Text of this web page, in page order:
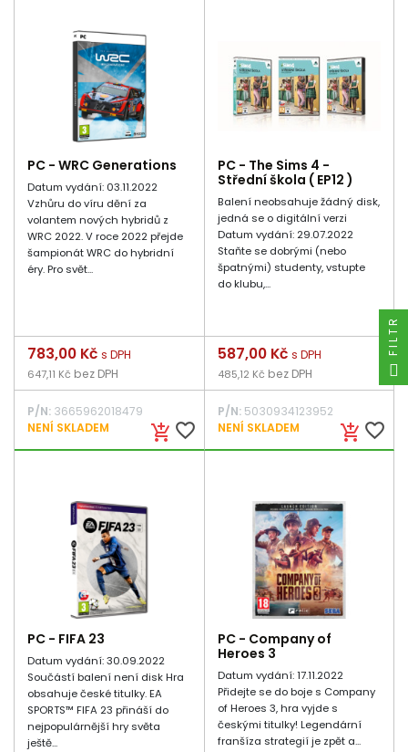
PC - WRC Generations
Datum vydání: 03.11.2022
Vzhůru do víru dění za
volantem nových hybridů z
WRC 2022. V roce 2022 přejde
šampionát WRC do hybridní
éry. Pro svět...
add_shopping_cart favorite_border
Cena
783,00 Kč s DPH
647,11 Kč bez DPH
P/N: 3665962018479
NENÍ SKLADEM
PC - The Sims 4 -
Střední škola ( EP12 )
Balení neobsahuje žádný disk,
jedná se o digitální verzi
Datum vydání: 29.07.2022
Staňte se dobrými (nebo
špatnými) studenty, vstupte
do klubu,...
add_shopping_cart favorite_border
Cena
587,00 Kč s DPH
485,12 Kč bez DPH
P/N:5030934123952
NENÍ SKLADEM
PC - FIFA 23
Datum vydání: 30.09.2022
Součástí balení není disk Hra
obsahuje české titulky. EA
SPORTS™ FIFA 23 přináší do
nejpopulárnější hry světa
ještě...
PC - Company of
Heroes 3
Datum vydání: 17.11.2022
Přidejte se do boje s Company
of Heroes 3, hra vyjde s
českými titulky! Legendární
franšíza strategií je zpět a...
FILTR